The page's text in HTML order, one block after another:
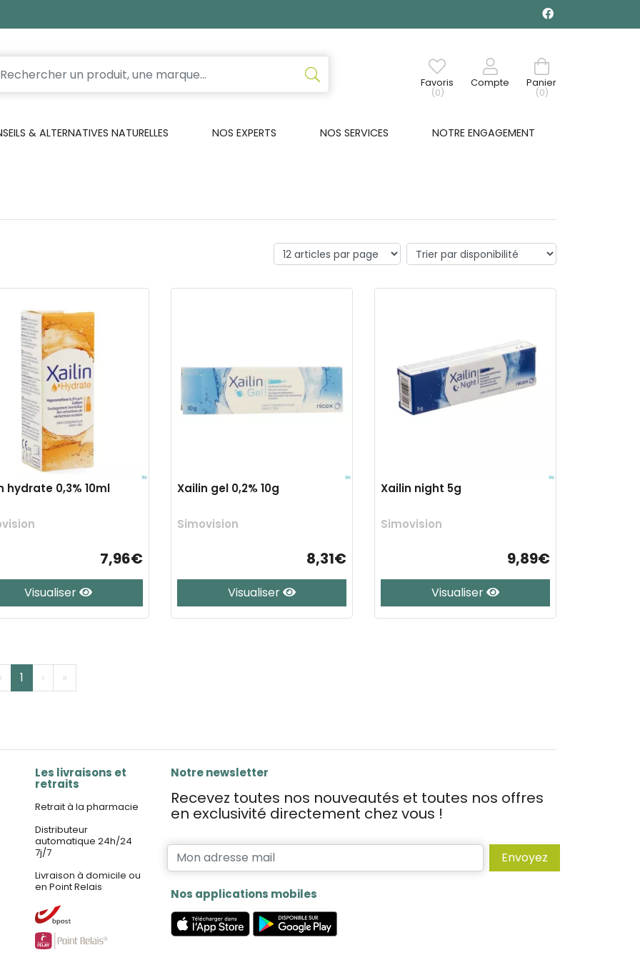
Favoris
(0)
Compte
Panier
(0)
& ALTERNATIVES NATURELLES NOS EXPERTS NOS SERVICES NOTRE ENGAGEMENT
hydrate 0,3% 10ml
7,96€
Visualiser
Xailin gel 0,2% 10g
Simovision
8,31€
Visualiser
Xailin night 5g
Simovision
9,89€
Visualiser
‹ 1 › »
Les livraisons et
retraits
Retrait à la pharmacie
Distributeur
automatique 24h/24
7j/7
Livraison à domicile ou
en Point Relais
Notre newsletter
Recevez toutes nos nouveautés et toutes nos offres
en exclusivité directement chez vous !
Envoyez
Nos applications mobiles